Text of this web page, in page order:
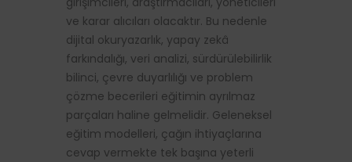
ve karar alıcıları olacaktır. Bu nedenle
dijital okuryazarlık, yapay zekâ
farkındalığı, veri analizi, sürdürülebilirlik
bilinci, çevre duyarlılığı ve problem
çözme becerileri eğitimin ayrılmaz
parçaları haline gelmelidir. Geleneksel
eğitim modelleri, çağın ihtiyaçlarına
cevap vermekte tek başına yeterli